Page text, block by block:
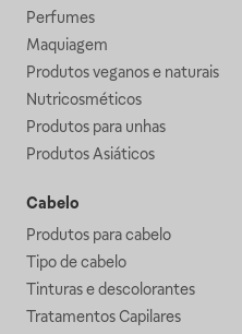
Perfumes
Maquiagem
Produtos veganos e naturais
Nutricosméticos
Produtos para unhas
Produtos Asiáticos
Cabelo
Produtos para cabelo
Tipo de cabelo
Tinturas e descolorantes
Tratamentos Capilares